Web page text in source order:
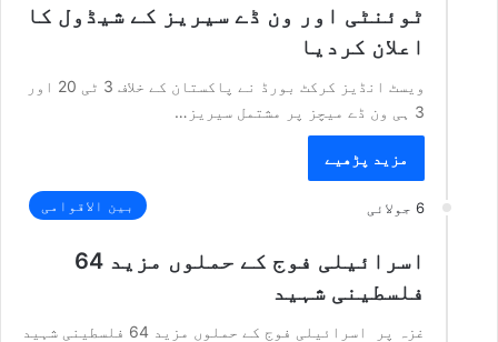
ٹوئنٹی اور ون ڈے سیریز کے شیڈول کا
اعلان کردیا
ویسٹ انڈیز کرکٹ بورڈ نے پاکستان کے خلاف 3 ٹی 20 اور
3 ہی ون ڈے میچز پر مشتمل سیریز…
مزید پڑھیے
6 جولائی بین الاقوامی
اسرائیلی فوج کے حملوں مزید 64
فلسطینی شہید
غزہ پر اسرائیلی فوج کے حملوں مزید 64 فلسطینی شہید